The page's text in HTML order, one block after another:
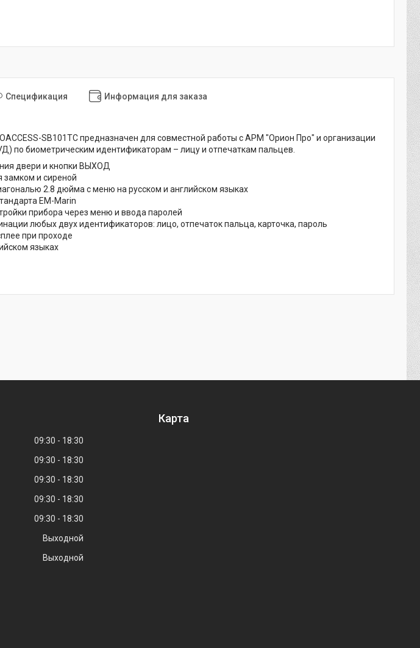
Спецификация Информация для заказа
SB101TC предназначен для совместной работы с АРМ "Орион Про" и организации
по биометрическим идентификаторам – лицу и отпечаткам пальцев.
двери и кнопки ВЫХОД
замком и сиреной
2.8 дюйма с меню на русском и английском языках
EM-Marin
прибора через меню и ввода паролей
любых двух идентификаторов: лицо, отпечаток пальца, карточка, пароль
при проходе
языках
09:30
18:30
09:30
18:30
09:30
18:30
09:30
18:30
09:30
18:30
Выходной
Выходной
Карта